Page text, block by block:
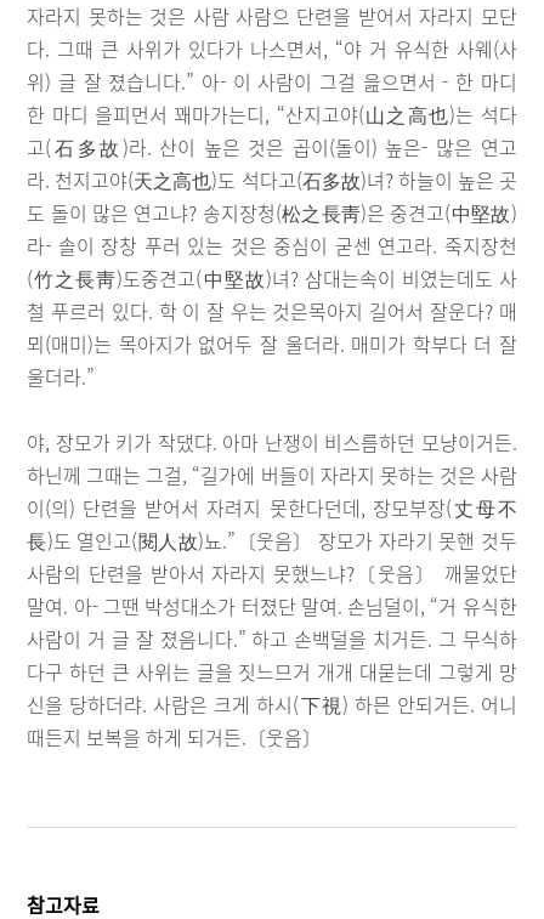
자라지 못하는 것은 사람 사람으 단련을 받어서 자라지 모단
다. 그때 큰 사위가 있다가 나스면서, “야 거 유식한 사웨(사
위) 글 잘 졌습니다.” 아- 이 사람이 그걸 읊으면서 - 한 마디
한 마디 을피먼서 꽤마가는디, “산지고야(山之高也)는 석다
고(石多故)라. 산이 높은 것은 곱이(돌이) 높은- 많은 연고
라. 천지고야(天之高也)도 석다고(石多故)녀? 하늘이 높은 곳
도 돌이 많은 연고냐? 송지장청(松之長靑)은 중견고(中堅故)
라- 솔이 장창 푸러 있는 것은 중심이 굳센 연고라. 죽지장천
(竹之長靑)도중견고(中堅故)녀? 삼대는속이 비였는데도 사
철 푸르러 있다. 학 이 잘 우는 것은목아지 길어서 잘운다? 매
뫼(매미)는 목아지가 없어두 잘 울더라. 매미가 학부다 더 잘
울더라.”
야, 장모가 키가 작댔댜. 아마 난쟁이 비스름하던 모냥이거든.
하닌께 그때는 그걸, “길가에 버들이 자라지 못하는 것은 사람
이(의) 단련을 받어서 자려지 못한다던데, 장모부장(丈母不
長)도 열인고(閱人故)뇨.”〔웃음〕 장모가 자라기 못핸 것두
사람의 단련을 받아서 자라지 못했느냐?〔웃음〕 깨물었단
말여. 아- 그땐 박성대소가 터졌단 말여. 손님덜이, “거 유식한
사람이 거 글 잘 졌음니다.” 하고 손백덜을 치거든. 그 무식하
다구 하던 큰 사위는 글을 짓느므거 개개 대묻는데 그렇게 망
신을 당하더랴. 사람은 크게 하시(下視) 하믄 안되거든. 어니
때든지 보복을 하게 되거든.〔웃음〕
참고자료